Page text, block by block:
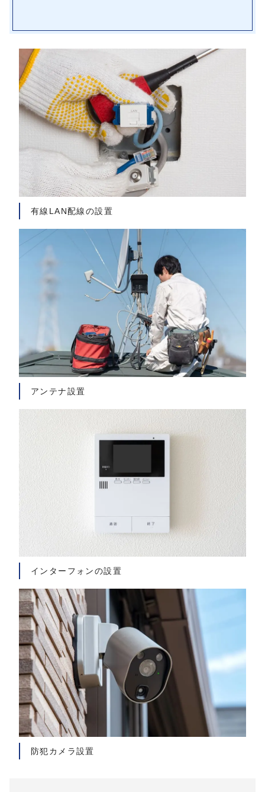
有線LAN配線の設置
アンテナ設置
インターフォンの設置
防犯カメラ設置